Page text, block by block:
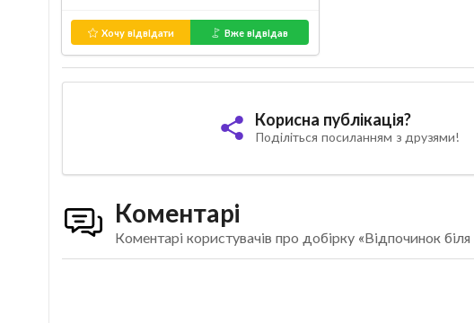
Хочу відвідати Вже відвідав
Корисна публікація?
Поділіться посиланням з друзями!
Коментарі
Коментарі користувачів про добірку «Відпочинок